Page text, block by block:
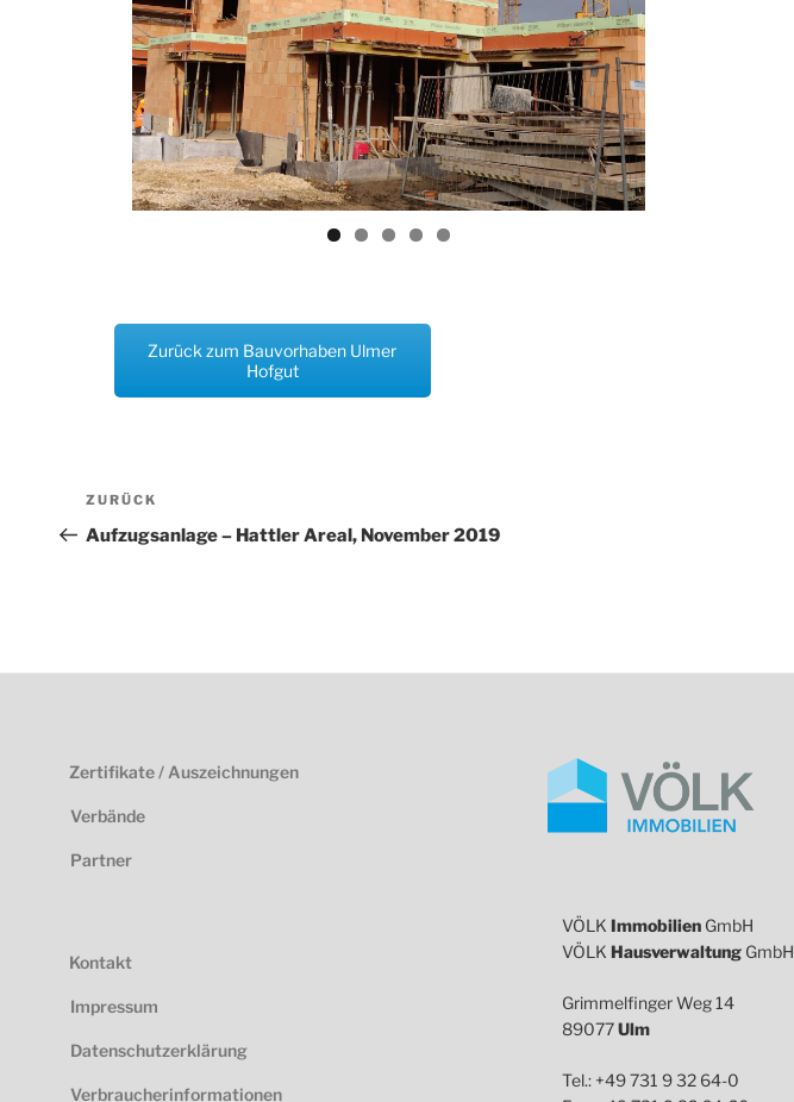
Zurück zum Bauvorhaben Ulmer
Hofgut
Beitragsnavigation
Vorheriger
Beitrag
ZURÜCK
Aufzugsanlage – Hattler Areal, November 2019
Zertifikate / Auszeichnungen
Verbände
Partner
Kontakt
Impressum
Datenschutzerklärung
Verbraucherinformationen
VÖLK Immobilien GmbH
VÖLK Hausverwaltung GmbH
Grimmelfinger Weg 14
89077Ulm
Tel.: +49 731 9 32 64-0